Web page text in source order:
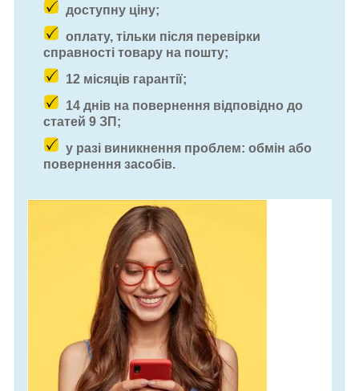
доступну ціну;
оплату, тільки після перевірки
справності товару на пошту;
12 місяців гарантії;
14 днів на повернення відповідно до
статей 9 ЗП;
у разі виникнення проблем: обмін або
повернення засобів.